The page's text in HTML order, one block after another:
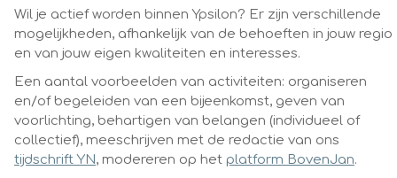
Wil je actief worden binnen Ypsilon? Er zijn verschillende
mogelijkheden, afhankelijk van de behoeften in jouw regio
en van jouw eigen kwaliteiten en interesses.
Een aantal voorbeelden van activiteiten: organiseren
en/of begeleiden van een bijeenkomst, geven van
voorlichting, behartigen van belangen (individueel of
collectief), meeschrijven met de redactie van ons
tijdschrift YN, modereren op het platform BovenJan.